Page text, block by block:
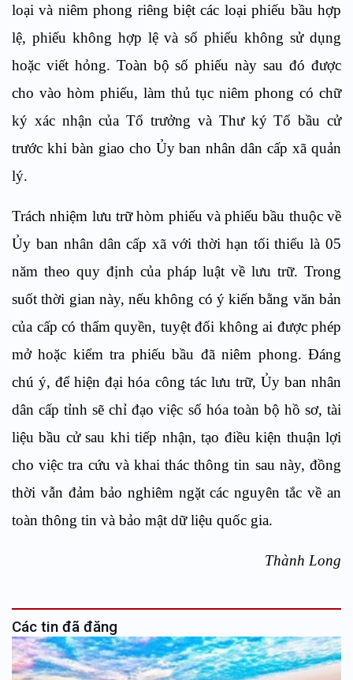
loại và niêm phong riêng biệt các loại phiếu bầu hợp
lệ, phiếu không hợp lệ và số phiếu không sử dụng
hoặc viết hỏng. Toàn bộ số phiếu này sau đó được
cho vào hòm phiếu, làm thủ tục niêm phong có chữ
ký xác nhận của Tổ trưởng và Thư ký Tổ bầu cử
trước khi bàn giao cho Ủy ban nhân dân cấp xã quản
lý.
Trách nhiệm lưu trữ hòm phiếu và phiếu bầu thuộc về
Ủy ban nhân dân cấp xã với thời hạn tối thiểu là 05
năm theo quy định của pháp luật về lưu trữ. Trong
suốt thời gian này, nếu không có ý kiến bằng văn bản
của cấp có thẩm quyền, tuyệt đối không ai được phép
mở hoặc kiểm tra phiếu bầu đã niêm phong. Đáng
chú ý, để hiện đại hóa công tác lưu trữ, Ủy ban nhân
dân cấp tỉnh sẽ chỉ đạo việc số hóa toàn bộ hồ sơ, tài
liệu bầu cử sau khi tiếp nhận, tạo điều kiện thuận lợi
cho việc tra cứu và khai thác thông tin sau này, đồng
thời vẫn đảm bảo nghiêm ngặt các nguyên tắc về an
toàn thông tin và bảo mật dữ liệu quốc gia.
Thành Long
Các tin đã đăng